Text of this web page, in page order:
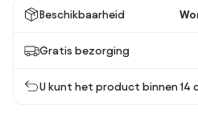
Beschikbaarheid
Gratis bezorging
U kunt het product binnen 14